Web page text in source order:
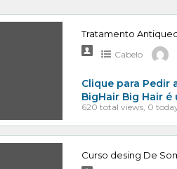
Tratamento
Cabelo
Clique para
BigHair Big Hair
620 total views, 0
Curso desing De